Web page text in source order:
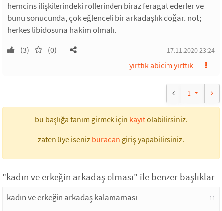
hemcins ilişkilerindeki rollerinden biraz feragat ederler ve
bunu sonucunda, çok eğlenceli bir arkadaşlık doğar. not;
herkes libidosuna hakim olmalı.
(3) (0) 17.11.2020 23:24
yırttık abicim yırttık
1
bu başlığa tanım girmek için kayıtolabilirsiniz.
zaten üye iseniz buradan giriş yapabilirsiniz.
"kadın ve erkeğin arkadaş olması" ile benzer başlıklar
kadın ve erkeğin arkadaş kalamaması 11